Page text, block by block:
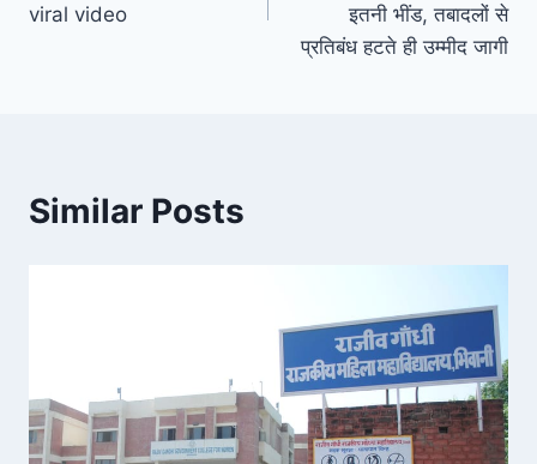
viral video
इतनी भींड, तबादलों से
प्रतिबंध हटते ही उम्मीद जागी
Similar Posts